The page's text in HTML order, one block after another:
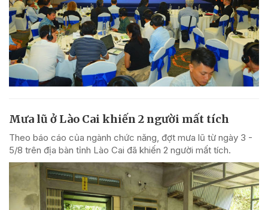
Mưa lũ ở Lào Cai khiến 2 người mất tích
Theo báo cáo của ngành chức năng, đợt mưa lũ từ ngày 3 -
5/8 trên địa bàn tỉnh Lào Cai đã khiến 2 người mất tích.